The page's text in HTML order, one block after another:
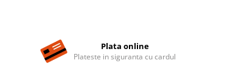
Plata online
Plateste in siguranta cu cardul